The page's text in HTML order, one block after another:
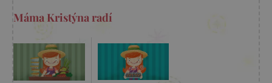
Máma Kristýna radí
FUNKČNÍ SOUBORY